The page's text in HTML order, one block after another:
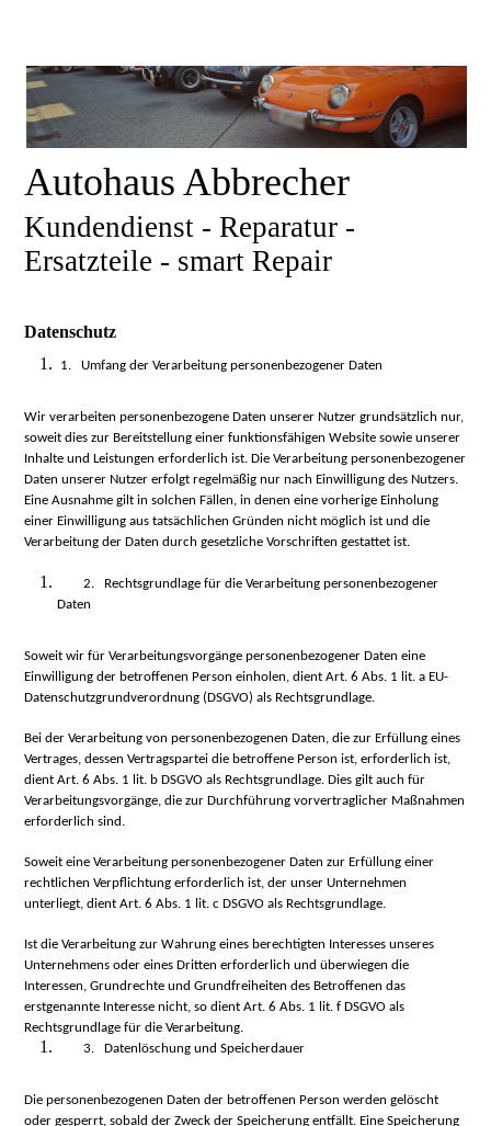
Autohaus Abbrecher
Kundendienst - Reparatur -
Ersatzteile - smart Repair
Datenschutz
1. Umfang der Verarbeitung personenbezogener Daten
Wir verarbeiten personenbezogene Daten unserer Nutzer grundsätzlich nur,
soweit dies zur Bereitstellung einer funktionsfähigen Website sowie unserer
Inhalte und Leistungen erforderlich ist. Die Verarbeitung personenbezogener
Daten unserer Nutzer erfolgt regelmäßig nur nach Einwilligung des Nutzers.
Eine Ausnahme gilt in solchen Fällen, in denen eine vorherige Einholung
einer Einwilligung aus tatsächlichen Gründen nicht möglich ist und die
Verarbeitung der Daten durch gesetzliche Vorschriften gestattet ist.
2. Rechtsgrundlage für die Verarbeitung personenbezogener
Daten
Soweit wir für Verarbeitungsvorgänge personenbezogener Daten eine
Einwilligung der betroffenen Person einholen, dient Art. 6 Abs. 1 lit. a EU-
Datenschutzgrundverordnung (DSGVO) als Rechtsgrundlage.
Bei der Verarbeitung von personenbezogenen Daten, die zur Erfüllung eines
Vertrages, dessen Vertragspartei die betroffene Person ist, erforderlich ist,
dient Art. 6 Abs. 1 lit. b DSGVO als Rechtsgrundlage. Dies gilt auch für
Verarbeitungsvorgänge, die zur Durchführung vorvertraglicher Maßnahmen
erforderlich sind.
Soweit eine Verarbeitung personenbezogener Daten zur Erfüllung einer
rechtlichen Verpflichtung erforderlich ist, der unser Unternehmen
unterliegt, dient Art. 6 Abs. 1 lit. c DSGVO als Rechtsgrundlage.
Ist die Verarbeitung zur Wahrung eines berechtigten Interesses unseres
Unternehmens oder eines Dritten erforderlich und überwiegen die
Interessen, Grundrechte und Grundfreiheiten des Betroffenen das
erstgenannte Interesse nicht, so dient Art. 6 Abs. 1 lit. f DSGVO als
Rechtsgrundlage für die Verarbeitung.
3. Datenlöschung und Speicherdauer
Die personenbezogenen Daten der betroffenen Person werden gelöscht
oder gesperrt, sobald der Zweck der Speicherung entfällt. Eine Speicherung